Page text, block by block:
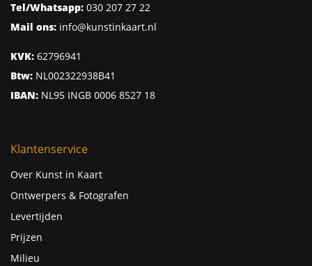
Tel/Whatsapp: 030 207 27 22
Mail ons: info@kunstinkaart.nl
KVK: 62796941
Btw: NL002322938B41
IBAN: NL95 INGB 0006 8527 18
Klantenservice
Over Kunst in Kaart
Ontwerpers & Fotografen
Levertijden
Prijzen
Milieu